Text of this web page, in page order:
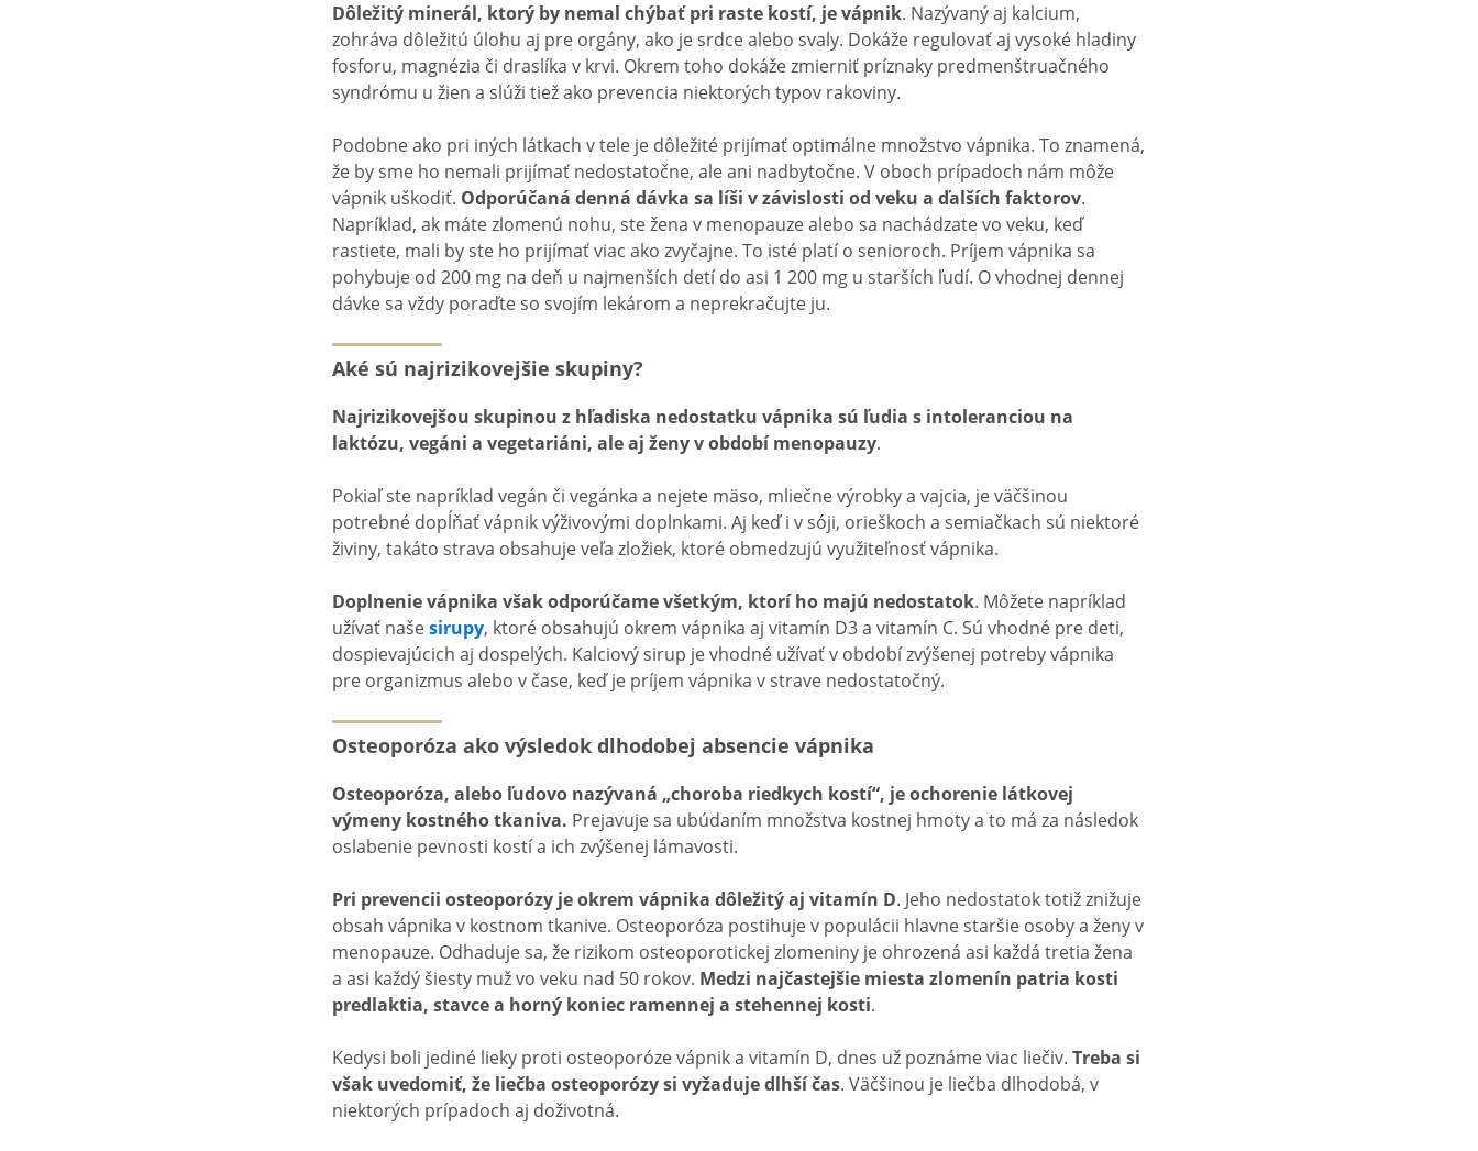
Dôležitý minerál, ktorý by nemal chýbať pri raste kostí, je vápnik. Nazývaný aj kalcium,
zohráva dôležitú úlohu aj pre orgány, ako je srdce alebo svaly. Dokáže regulovať aj vysoké hladiny
fosforu, magnézia či draslíka v krvi. Okrem toho dokáže zmierniť príznaky predmenštruačného
syndrómu u žien a slúži tiež ako prevencia niektorých typov rakoviny.
Podobne ako pri iných látkach v tele je dôležité prijímať optimálne množstvo vápnika. To znamená,
že by sme ho nemali prijímať nedostatočne, ale ani nadbytočne. V oboch prípadoch nám môže
vápnik uškodiť. Odporúčaná denná dávka sa líši v závislosti od veku a ďalších faktorov.
Napríklad, ak máte zlomenú nohu, ste žena v menopauze alebo sa nachádzate vo veku, keď
rastiete, mali by ste ho prijímať viac ako zvyčajne. To isté platí o senioroch. Príjem vápnika sa
pohybuje od 200 mg na deň u najmenších detí do asi 1 200 mg u starších ľudí. O vhodnej dennej
dávke sa vždy poraďte so svojím lekárom a neprekračujte ju.
Aké sú najrizikovejšie skupiny?
Najrizikovejšou skupinou z hľadiska nedostatku vápnika sú ľudia s intoleranciou na
laktózu, vegáni a vegetariáni, ale aj ženy v období menopauzy.
Pokiaľ ste napríklad vegán či vegánka a nejete mäso, mliečne výrobky a vajcia, je väčšinou
potrebné dopĺňať vápnik výživovými doplnkami. Aj keď i v sóji, orieškoch a semiačkach sú niektoré
živiny, takáto strava obsahuje veľa zložiek, ktoré obmedzujú využiteľnosť vápnika.
Doplnenie vápnika však odporúčame všetkým, ktorí ho majú nedostatok. Môžete napríklad
užívať našesirupy, ktoré obsahujú okrem vápnika aj vitamín D3 a vitamín C. Sú vhodné pre deti,
dospievajúcich aj dospelých. Kalciový sirup je vhodné užívať v období zvýšenej potreby vápnika
pre organizmus alebo v čase, keď je príjem vápnika v strave nedostatočný.
Osteoporóza ako výsledok dlhodobej absencie vápnika
Osteoporóza, alebo ľudovo nazývaná „choroba riedkych kostí“, je ochorenie látkovej
výmeny kostného tkaniva. Prejavuje sa ubúdaním množstva kostnej hmoty a to má za následok
oslabenie pevnosti kostí a ich zvýšenej lámavosti.
Pri prevencii osteoporózy je okrem vápnika dôležitý aj vitamín D. Jeho nedostatok totiž znižuje
obsah vápnika v kostnom tkanive. Osteoporóza postihuje v populácii hlavne staršie osoby a ženy v
menopauze. Odhaduje sa, že rizikom osteoporotickej zlomeniny je ohrozená asi každá tretia žena
a asi každý šiesty muž vo veku nad 50 rokov. Medzi najčastejšie miesta zlomenín patria kosti
predlaktia, stavce a horný koniec ramennej a stehennej kosti.
Kedysi boli jediné lieky proti osteoporóze vápnik a vitamín D, dnes už poznáme viac liečiv. Treba si
však uvedomiť, že liečba osteoporózy si vyžaduje dlhší čas. Väčšinou je liečba dlhodobá, v
niektorých prípadoch aj doživotná.